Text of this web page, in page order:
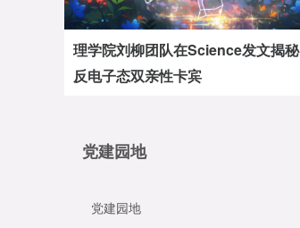
理学院刘柳团队在Science发文揭秘
反电子态双亲性卡宾
党建园地
党建园地